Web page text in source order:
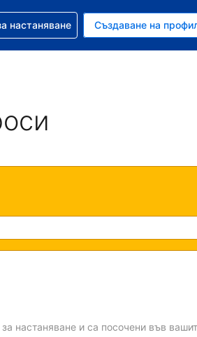
настаняване Създаване на
настаняване и са посочени във